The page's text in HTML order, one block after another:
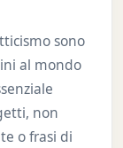
sono
al mondo
non
o frasi di